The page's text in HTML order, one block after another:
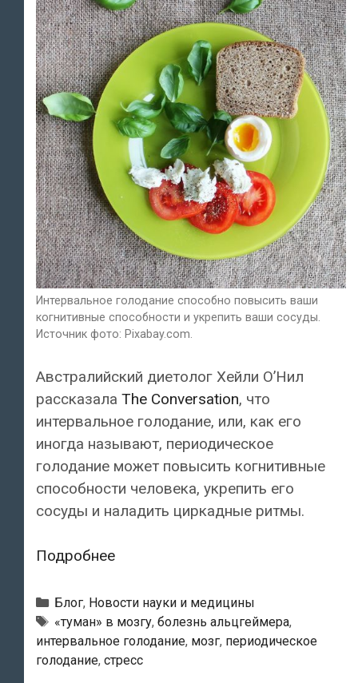
Интервальное голодание способно повысить ваши
когнитивные способности и укрепить ваши сосуды.
Источник фото: Pixabay.com.
Австралийский диетолог Хейли О’Нил
рассказала The Conversation, что
интервальное голодание, или, как его
иногда называют, периодическое
голодание может повысить когнитивные
способности человека, укрепить его
сосуды и наладить циркадные ритмы.
ПодробнееИнтервальное
способно
повысить
ваши
когнитивные
Рубрики
Блог, Новости науки и медицины
Тэги
«туман» в мозгу, болезнь альцгеймера,
интервальное голодание, мозг, периодическое
голодание, стресс